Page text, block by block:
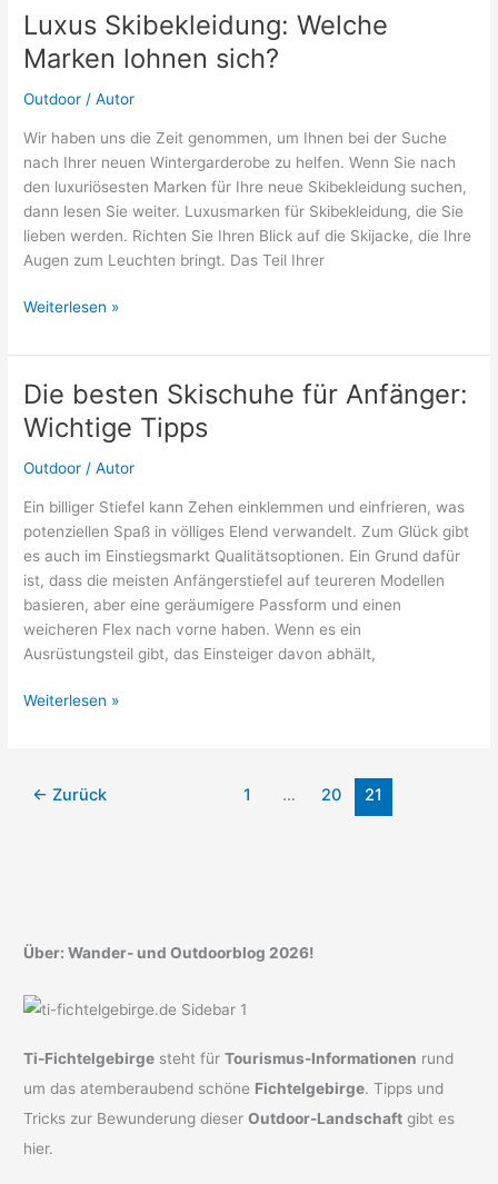
großen
See:
Die
Standplätze!
Luxus Skibekleidung: Welche
Marken lohnen sich?
Outdoor /Autor
Wir haben uns die Zeit genommen, um Ihnen bei der Suche
nach Ihrer neuen Wintergarderobe zu helfen. Wenn Sie nach
den luxuriösesten Marken für Ihre neue Skibekleidung suchen,
dann lesen Sie weiter. Luxusmarken für Skibekleidung, die Sie
lieben werden. Richten Sie Ihren Blick auf die Skijacke, die Ihre
Augen zum Leuchten bringt. Das Teil Ihrer
Luxus
Welche
Marken
lohnen
sich?
Weiterlesen »
Die besten Skischuhe für Anfänger:
Wichtige Tipps
Outdoor /Autor
Ein billiger Stiefel kann Zehen einklemmen und einfrieren, was
potenziellen Spaß in völliges Elend verwandelt. Zum Glück gibt
es auch im Einstiegsmarkt Qualitätsoptionen. Ein Grund dafür
ist, dass die meisten Anfängerstiefel auf teureren Modellen
basieren, aber eine geräumigere Passform und einen
weicheren Flex nach vorne haben. Wenn es ein
Ausrüstungsteil gibt, das Einsteiger davon abhält,
Die
Anfänger:
Weiterlesen »
← Zurück 1 … 20 21
Über: Wander- und Outdoorblog 2026!
Ti-Fichtelgebirge steht fürTourismus-Informationen rund
um das atemberaubend schöne Fichtelgebirge. Tipps und
Tricks zur Bewunderung dieserOutdoor-Landschaft gibt es
hier.